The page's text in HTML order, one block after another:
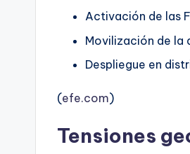
Activación de las
Movilización de la
Despliegue en
(efe.com)
Tensiones